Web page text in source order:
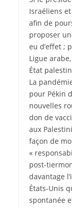
Israéliens
afin de
proposer
eu d’effet ;
Ligue
État
La
pour Pékin
nouvelles
don de
aux
façon de
«
post-
davantage
États-Unis
spontanée